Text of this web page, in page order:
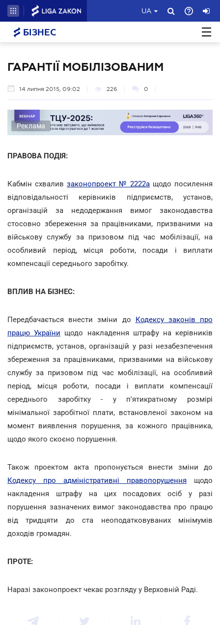
UA
БІЗНЕС
ГАРАНТІЇ МОБІЛІЗОВАНИМ
14 липня 2015, 09:02 226 0
Реклама
ПРАВОВА ПОДІЯ:
Кабмін схвалив законопроект № 2222а щодо посилення
відповідальності керівників підприємств, установ,
організацій за недодержання вимог законодавства
стосовно збереження за працівниками, призваними на
військову службу за призовом під час мобілізації, на
особливий період, місця роботи, посади і виплати
компенсації середнього заробітку.
ВПЛИВ НА БІЗНЕС:
Передбачається внести зміни до Кодексу законів про
працю України щодо накладення штрафу на керівників
підприємств, установ, організацій у разі незабезпечення
збереження за працівниками, призваними на військову
службу за призовом під час мобілізації, на особливий
період, місця роботи, посади і виплати компенсації
середнього заробітку - у п'ятикратному розмірі
мінімальної заробітної плати, встановленої законом на
момент виявлення порушення, за кожного працівника,
щодо якого скоєно порушення.
Також проектом акта пропонується внести зміни до
Кодексу про адміністративні правопорушення щодо
накладення штрафу на цих посадових осіб у разі
порушення зазначених вимог законодавства про працю
від тридцяти до ста неоподатковуваних мінімумів
доходів громадян.
ПРОТЕ:
Наразі законопроект чекає розгляду у Верховній Раді.